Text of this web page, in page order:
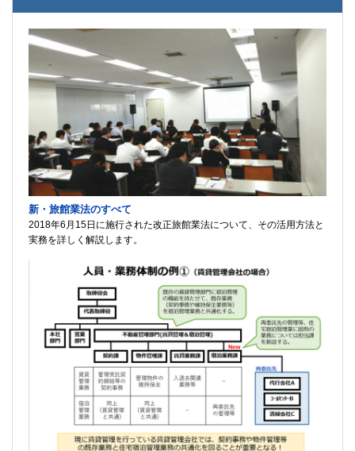
新・旅館業法のすべて
2018年6月15日に施行された改正旅館業法について、その活用方法と
実務を詳しく解説します。